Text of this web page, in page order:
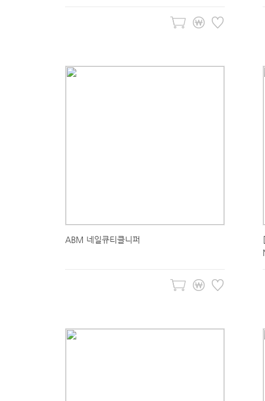
ABM 네일큐티클니퍼